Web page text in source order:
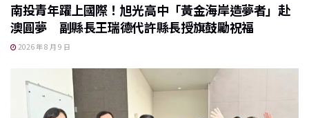
南投青年躍上國際！旭光高中「黃金海岸造夢者」赴
澳圓夢 副縣長王瑞德代許縣長授旗鼓勵祝福
2026 年 8 月 9 日